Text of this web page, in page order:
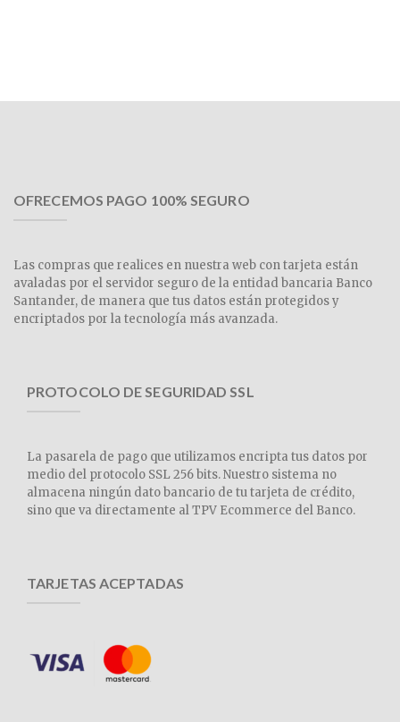
OFRECEMOS PAGO 100% SEGURO
Las compras que realices en nuestra web con tarjeta están
avaladas por el servidor seguro de la entidad bancaria Banco
Santander, de manera que tus datos están protegidos y
encriptados por la tecnología más avanzada.
PROTOCOLO DE SEGURIDAD SSL
La pasarela de pago que utilizamos encripta tus datos por
medio del protocolo SSL 256 bits. Nuestro sistema no
almacena ningún dato bancario de tu tarjeta de crédito,
sino que va directamente al TPV Ecommerce del Banco.
TARJETAS ACEPTADAS